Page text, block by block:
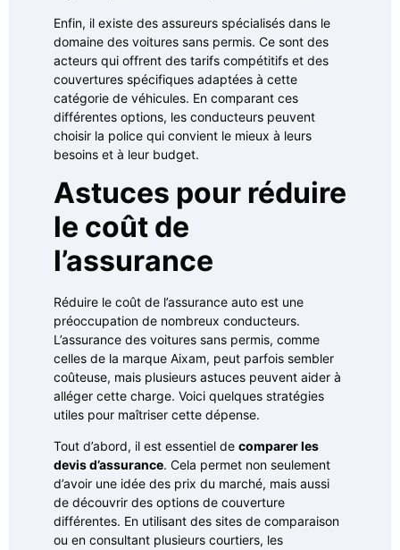
Enfin, il existe des assureurs spécialisés dans le
domaine des voitures sans permis. Ce sont des
acteurs qui offrent des tarifs compétitifs et des
couvertures spécifiques adaptées à cette
catégorie de véhicules. En comparant ces
différentes options, les conducteurs peuvent
choisir la police qui convient le mieux à leurs
besoins et à leur budget.
Astuces pour réduire
le coût de
l’assurance
Réduire le coût de l’assurance auto est une
préoccupation de nombreux conducteurs.
L’assurance des voitures sans permis, comme
celles de la marque Aixam, peut parfois sembler
coûteuse, mais plusieurs astuces peuvent aider à
alléger cette charge. Voici quelques stratégies
utiles pour maîtriser cette dépense.
Tout d’abord, il est essentiel de comparer les
devis d’assurance. Cela permet non seulement
d’avoir une idée des prix du marché, mais aussi
de découvrir des options de couverture
différentes. En utilisant des sites de comparaison
ou en consultant plusieurs courtiers, les